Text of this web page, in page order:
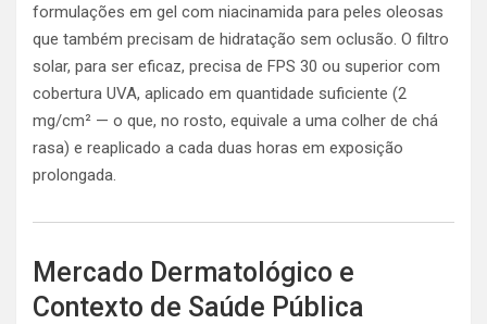
formulações em gel com niacinamida para peles oleosas
que também precisam de hidratação sem oclusão. O filtro
solar, para ser eficaz, precisa de FPS 30 ou superior com
cobertura UVA, aplicado em quantidade suficiente (2
mg/cm² — o que, no rosto, equivale a uma colher de chá
rasa) e reaplicado a cada duas horas em exposição
prolongada.
Mercado Dermatológico e
Contexto de Saúde Pública